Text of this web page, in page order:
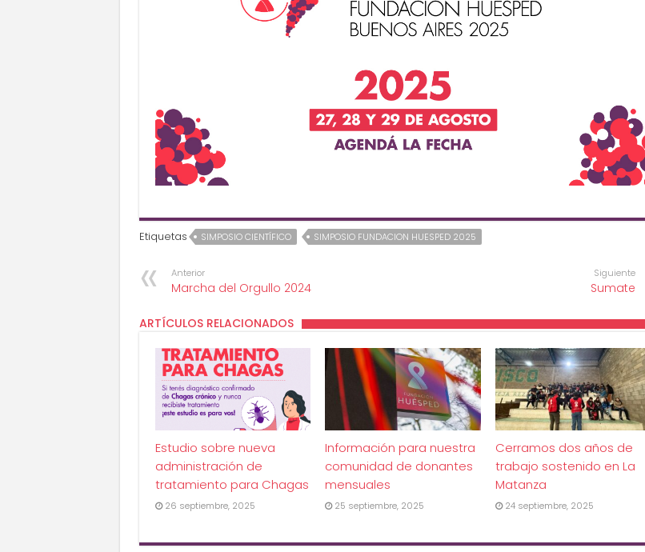
Etiquetas SIMPOSIO CIENTÍFICO SIMPOSIO FUNDACION HUESPED 2025
Anterior
Marcha del Orgullo 2024
Siguiente
Sumate
ARTÍCULOS RELACIONADOS
Estudio sobre nueva
administración de
tratamiento para Chagas
26 septiembre, 2025
Información para nuestra
comunidad de donantes
mensuales
25 septiembre, 2025
Cerramos dos años de
trabajo sostenido en La
Matanza
24 septiembre, 2025